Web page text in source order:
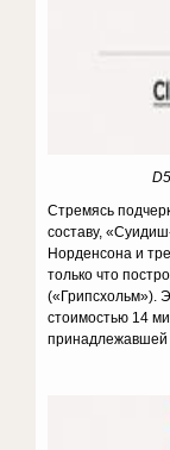
Стремясь
составу,
Норденсона и
только что
(«Грипсхольм»).
стоимостью 14
принадлежавшей